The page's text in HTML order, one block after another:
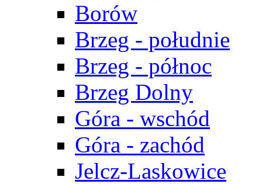
Borów
Brzeg - południe
Brzeg - północ
Brzeg Dolny
Góra - wschód
Góra - zachód
Jelcz-Laskowice